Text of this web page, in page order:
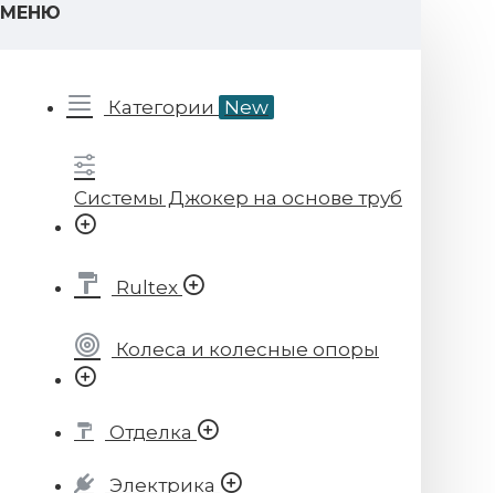
МЕНЮ
Категории New
Системы Джокер на основе труб
Rultex
Колеса и колесные опоры
Отделка
Электрика